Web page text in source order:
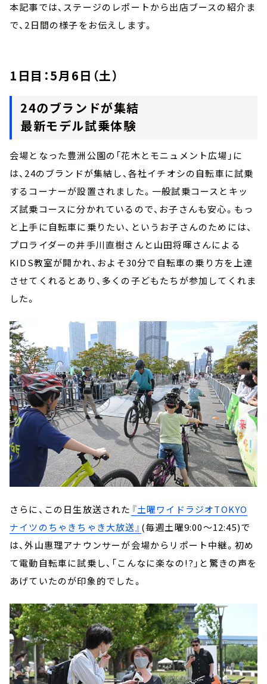
本記事では、ステージのレポートから出店ブースの紹介ま
で、2日間の様子をお伝えします。
1日目：5月6日（土）
24のブランドが集結
最新モデル試乗体験
会場となった豊洲公園の「花木とモニュメント広場」に
は、24のブランドが集結し、各社イチオシの自転車に試乗
するコーナーが設置されました。一般試乗コースとキッ
ズ試乗コースに分かれているので、お子さんも安心。もっ
と上手に自転車に乗りたい、というお子さんのためには、
プロライダーの井手川直樹さんと山田将暉さんによる
KIDS教室が開かれ、およそ30分で自転車の乗り方を上達
させてくれるとあり、多くの子どもたちが参加してくれま
した。
さらに、この日生放送された 『土曜ワイドラジオTOKYO
ナイツのちゃきちゃき大放送』 (毎週土曜9:00～12:45)で
は、外山惠理アナウンサーが会場からリポート中継。初め
て電動自転車に試乗し、「こんなに楽なの!?」と驚きの声を
あげていたのが印象的でした。